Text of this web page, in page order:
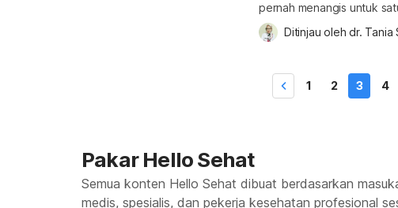
pernah menangis untuk
bagi manusia, karena
meringankan stres yang
saatnya untuk hapus air
Ditinjau oleh dr. Tania
1 2 3 4
Pakar Hello Sehat
Semua konten Hello Sehat dibuat berdasarkan
medis, spesialis, dan pekerja kesehatan profesional